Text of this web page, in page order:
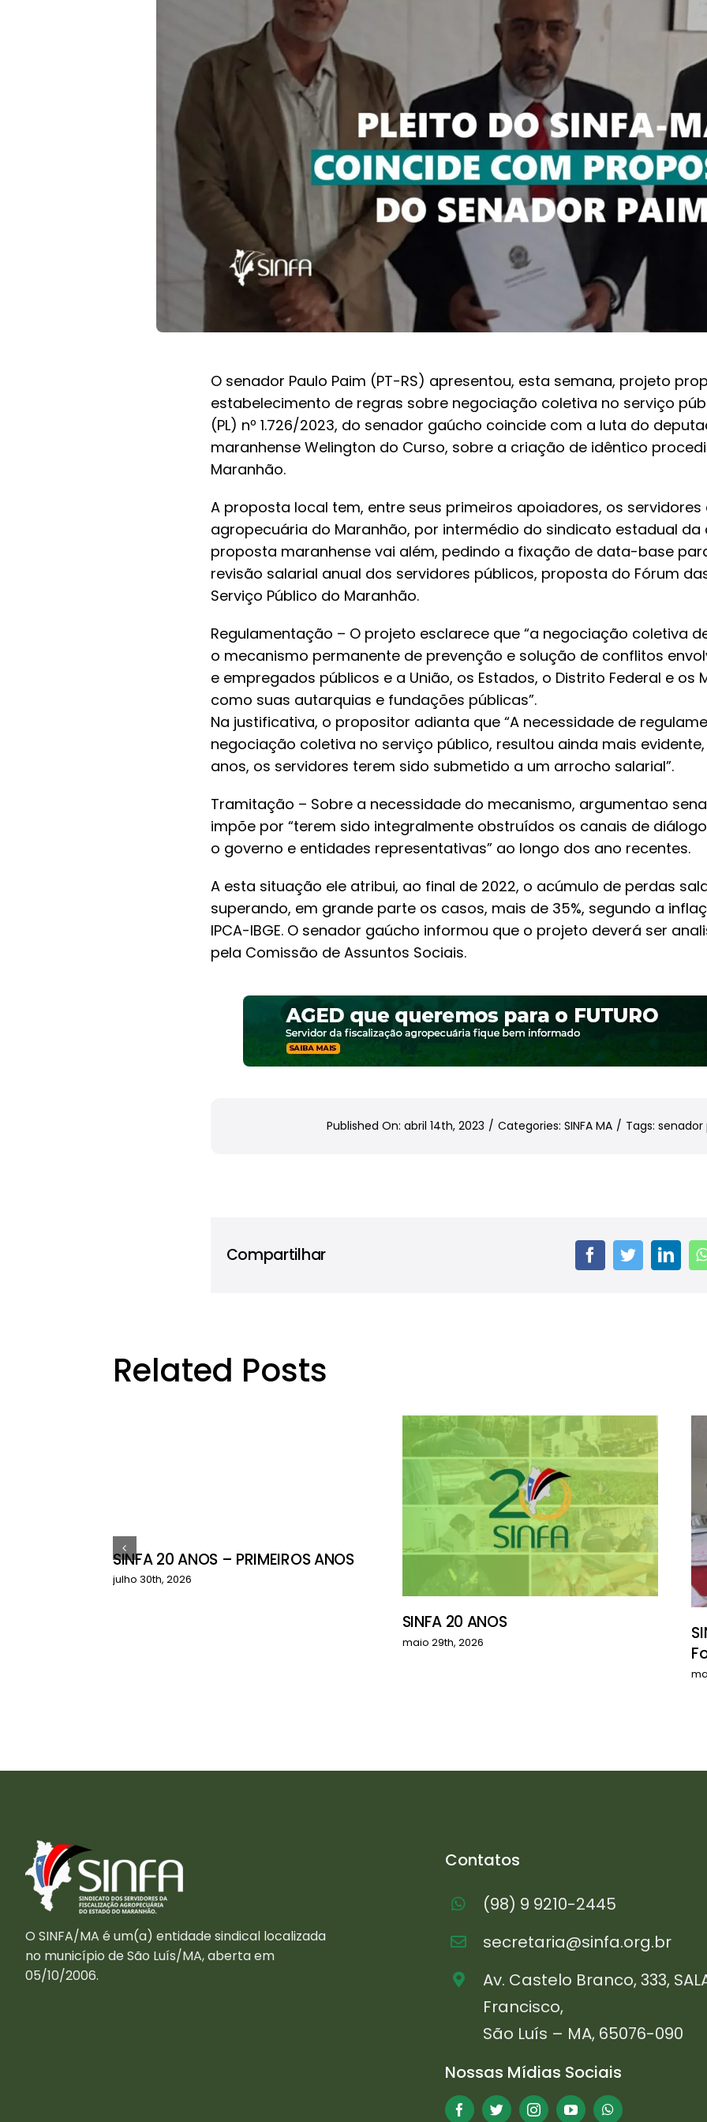
O senador Paulo Paim (PT-RS) apresentou, esta semana, projeto
estabelecimento de regras sobre negociação coletiva no serviço
(PL) nº 1.726/2023, do senador gaúcho coincide com a luta do
maranhense Welington do Curso, sobre a criação de idêntico
Maranhão.
A proposta local tem, entre seus primeiros apoiadores, os
agropecuária do Maranhão, por intermédio do sindicato estadual da
proposta maranhense vai além, pedindo a fixação de data-base
revisão salarial anual dos servidores públicos, proposta do Fórum
Serviço Público do Maranhão.
Regulamentação – O projeto esclarece que “a negociação coletiva
o mecanismo permanente de prevenção e solução de conflitos
e empregados públicos e a União, os Estados, o Distrito Federal e os
como suas autarquias e fundações públicas”.
Na justificativa, o propositor adianta que “A necessidade de
negociação coletiva no serviço público, resultou ainda mais
anos, os servidores terem sido submetido a um arrocho salarial”.
Tramitação – Sobre a necessidade do mecanismo, argumentao
impõe por “terem sido integralmente obstruídos os canais de
o governo e entidades representativas” ao longo dos ano recentes.
A esta situação ele atribui, ao final de 2022, o acúmulo de perdas
superando, em grande parte os casos, mais de 35%, segundo a
IPCA-IBGE. O senador gaúcho informou que o projeto deverá ser
pela Comissão de Assuntos Sociais.
Published On: abril 14th, 2023 / Categories: SINFA MA / Tags: senador
Compartilhar
Related Posts
SINFA 20 ANOS – PRIMEIROS ANOS
julho 30th, 2026
SINFA 20 ANOS
maio 29th, 2026
O SINFA/MA é um(a) entidade sindical localizada
no município de São Luís/MA, aberta em
05/10/2006.
Contatos
(98) 9 9210-2445
secretaria@sinfa.org.br
Av. Castelo Branco, 333,
Francisco,
São Luís – MA, 65076-090
Nossas Mídias Sociais